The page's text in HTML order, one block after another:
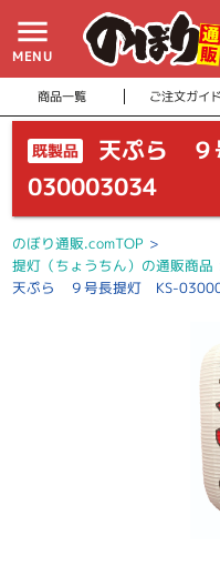
menu
MENU
商品一覧 ご注文ガイド
既製品
天ぷら
030003034
のぼり通販.comTOP >
提灯（ちょうちん）の通販商品
天ぷら ９号長提灯 KS-